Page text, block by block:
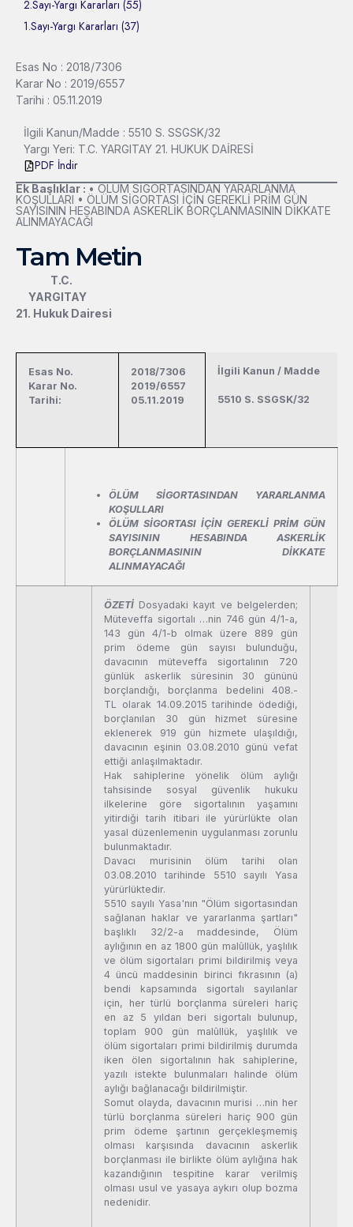
2.Sayı-Yargı Kararları (55)
1.Sayı-Yargı Kararları (37)
Esas No : 2018/7306
Karar No : 2019/6557
Tarihi : 05.11.2019
İlgili Kanun/Madde : 5510 S. SSGSK/32
Yargı Yeri: T.C. YARGITAY 21. HUKUK DAİRESİ
PDF İndir
Ek Başlıklar : • ÖLÜM SİGORTASINDAN YARARLANMA
KOŞULLARI • ÖLÜM SİGORTASI İÇİN GEREKLİ PRİM GÜN
SAYISININ HESABINDA ASKERLİK BORÇLANMASININ DİKKATE
ALINMAYACAĞI
Tam Metin
T.C.
YARGITAY
21. Hukuk Dairesi
Esas No.
Karar No.
Tarihi:
2018/7306
2019/6557
05.11.2019
İlgili Kanun / Madde
5510 S. SSGSK/32
ÖLÜM SİGORTASINDAN YARARLANMA
KOŞULLARI
ÖLÜM SİGORTASI İÇİN GEREKLİ PRİM GÜN
SAYISININ HESABINDA ASKERLİK
BORÇLANMASININ DİKKATE
ALINMAYACAĞI
ÖZETİ Dosyadaki kayıt ve belgelerden;
Müteveffa sigortalı …nin 746 gün 4/1-a,
143 gün 4/1-b olmak üzere 889 gün
prim ödeme gün sayısı bulunduğu,
davacının müteveffa sigortalının 720
günlük askerlik süresinin 30 gününü
borçlandığı, borçlanma bedelini 408.-
TL olarak 14.09.2015 tarihinde ödediği,
borçlanılan 30 gün hizmet süresine
eklenerek 919 gün hizmete ulaşıldığı,
davacının eşinin 03.08.2010 günü vefat
ettiği anlaşılmaktadır.
Hak sahiplerine yönelik ölüm aylığı
tahsisinde sosyal güvenlik hukuku
ilkelerine göre sigortalının yaşamını
yitirdiği tarih itibari ile yürürlükte olan
yasal düzenlemenin uygulanması zorunlu
bulunmaktadır.
Davacı murisinin ölüm tarihi olan
03.08.2010 tarihinde 5510 sayılı Yasa
yürürlüktedir.
5510 sayılı Yasa'nın "Ölüm sigortasından
sağlanan haklar ve yararlanma şartları"
başlıklı 32/2-a maddesinde, Ölüm
aylığının en az 1800 gün malûllük, yaşlılık
ve ölüm sigortaları primi bildirilmiş veya
4 üncü maddesinin birinci fıkrasının (a)
bendi kapsamında sigortalı sayılanlar
için, her türlü borçlanma süreleri hariç
en az 5 yıldan beri sigortalı bulunup,
toplam 900 gün malûllük, yaşlılık ve
ölüm sigortaları primi bildirilmiş durumda
iken ölen sigortalının hak sahiplerine,
yazılı istekte bulunmaları halinde ölüm
aylığı bağlanacağı bildirilmiştir.
Somut olayda, davacının murisi …nin her
türlü borçlanma süreleri hariç 900 gün
prim ödeme şartının gerçekleşmemiş
olması karşısında davacının askerlik
borçlanması ile birlikte ölüm aylığına hak
kazandığının tespitine karar verilmiş
olması usul ve yasaya aykırı olup bozma
nedenidir.